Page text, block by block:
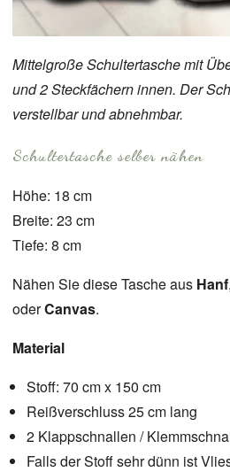
Mittelgroße Schultertasche mit
und 2 Steckfächern innen. Der
verstellbar und abnehmbar.
Schultertasche selber nähen
Höhe: 18 cm
Breite: 23 cm
Tiefe: 8 cm
Nähen Sie diese Tasche aus Hanf,
oderCanvas.
Material
Stoff: 70 cm x 150 cm
Reißverschluss 25 cm lang
2 Klappschnallen /
Falls der Stoff sehr dünn ist